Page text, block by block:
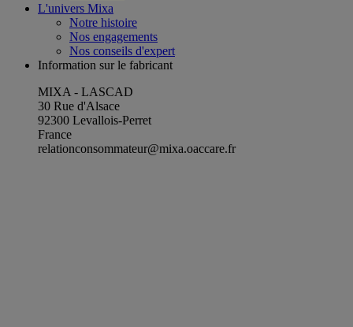
L'univers Mixa
Notre histoire
Nos engagements
Nos conseils d'expert
Information sur le fabricant
MIXA - LASCAD
30 Rue d'Alsace
92300 Levallois-Perret
France
relationconsommateur@mixa.oaccare.fr